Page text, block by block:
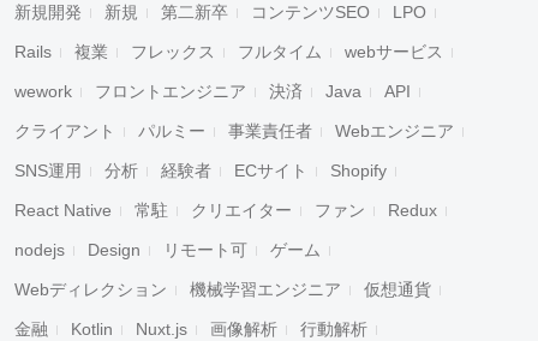
新規開発 新規 第二新卒 コンテンツSEO LPO
Rails 複業 フレックス フルタイム webサービス
wework フロントエンジニア 決済 Java API
クライアント パルミー 事業責任者 Webエンジニア
SNS運用 分析 経験者 ECサイト Shopify
React Native 常駐 クリエイター ファン Redux
nodejs Design リモート可 ゲーム
Webディレクション 機械学習エンジニア 仮想通貨
金融 Kotlin Nuxt.js 画像解析 行動解析